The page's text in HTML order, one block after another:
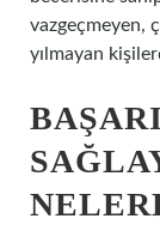
vazgeçmeyen,
yılmayan